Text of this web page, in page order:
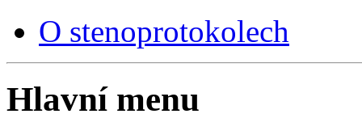
O stenoprotokolech
Hlavní menu